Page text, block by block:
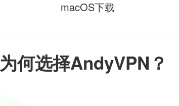
为何选择AndyVPN？
macOS下载